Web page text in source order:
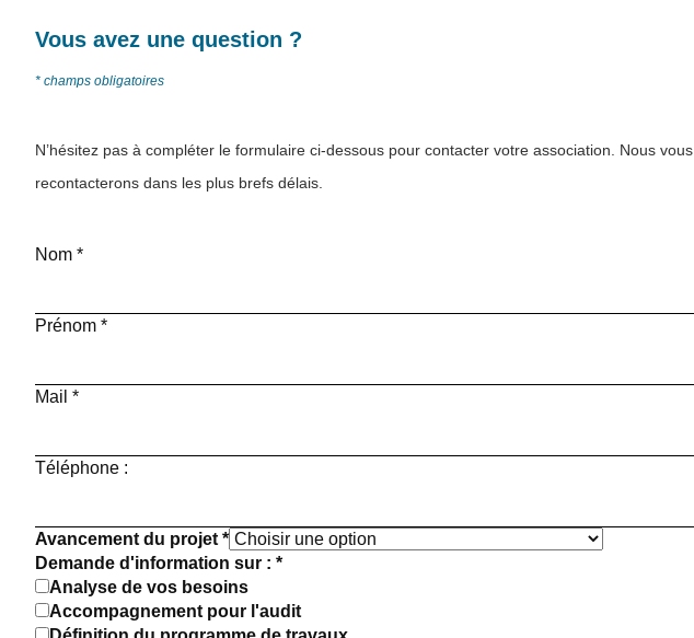
Vous avez une question ?​
* champs obligatoires
N’hésitez pas à compléter le formulaire ci-dessous pour contacter votre association. Nous vous
recontacterons dans les plus brefs délais.
Nom *
Prénom *
Mail *
Téléphone :
Avancement du projet *
Demande d'information sur : *
Analyse de vos besoins
Accompagnement pour l'audit